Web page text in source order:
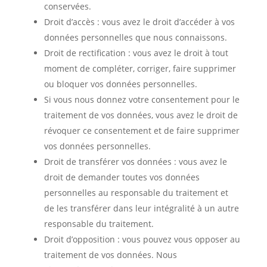
conservées.
Droit d’accès : vous avez le droit d’accéder à vos
données personnelles que nous connaissons.
Droit de rectification : vous avez le droit à tout
moment de compléter, corriger, faire supprimer
ou bloquer vos données personnelles.
Si vous nous donnez votre consentement pour le
traitement de vos données, vous avez le droit de
révoquer ce consentement et de faire supprimer
vos données personnelles.
Droit de transférer vos données : vous avez le
droit de demander toutes vos données
personnelles au responsable du traitement et
de les transférer dans leur intégralité à un autre
responsable du traitement.
Droit d’opposition : vous pouvez vous opposer au
traitement de vos données. Nous